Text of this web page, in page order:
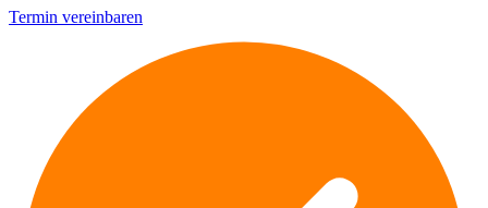
Termin vereinbaren